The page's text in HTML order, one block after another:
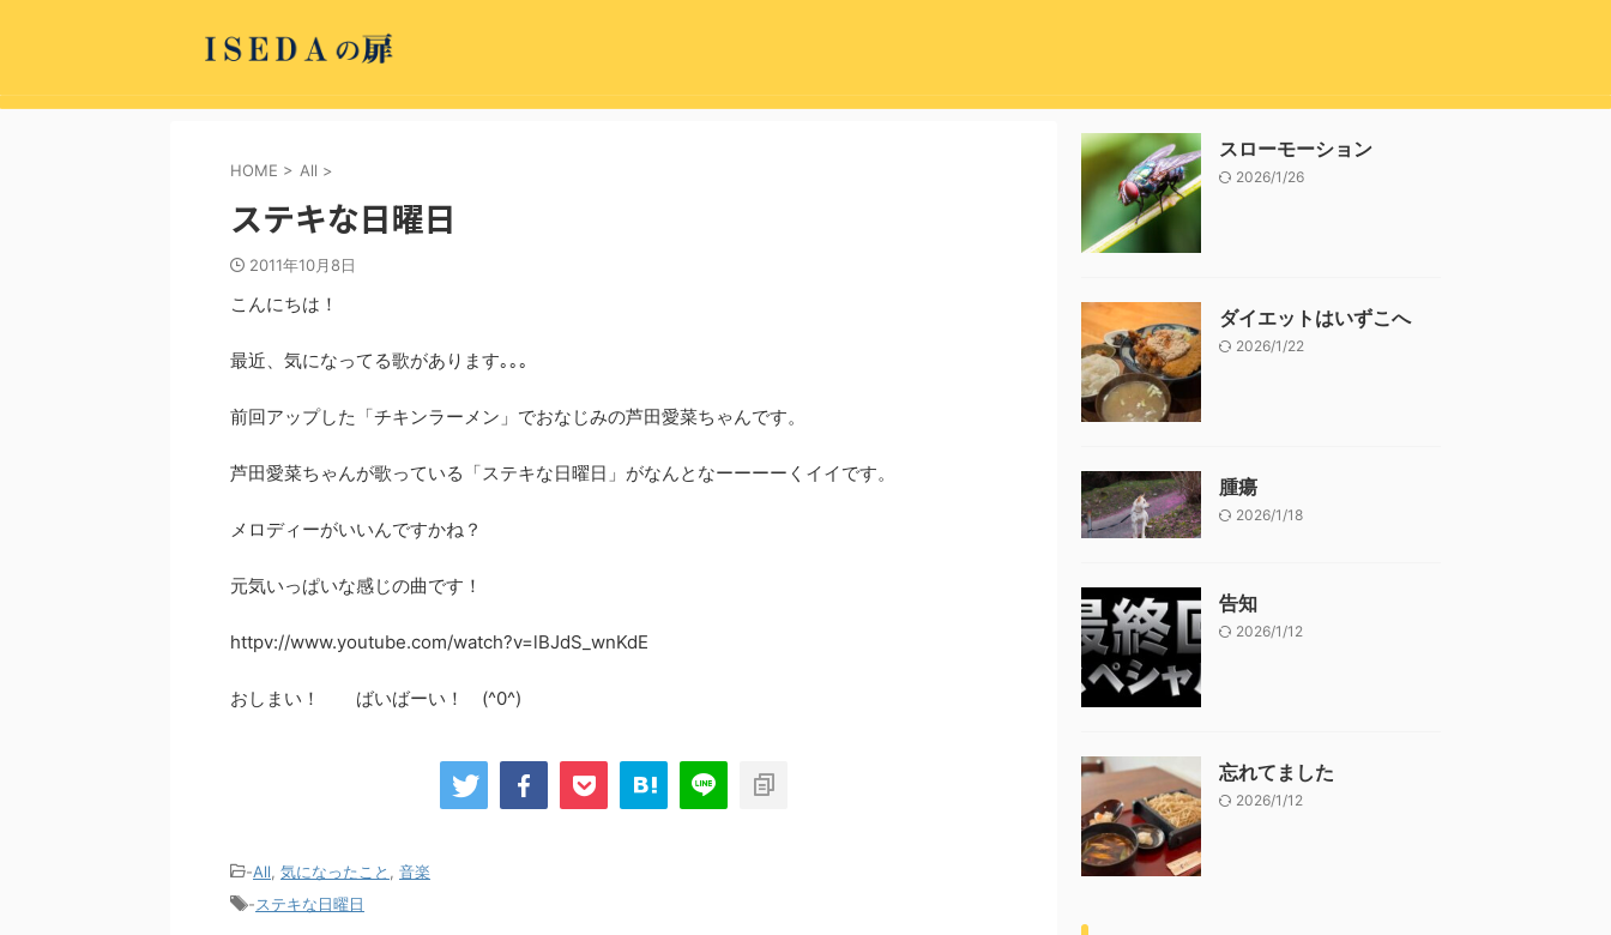
HOME > All >
ステキな日曜日
2011年10月8日
こんにちは！
最近、気になってる歌があります｡｡｡
前回アップした「チキンラーメン」でおなじみの芦田愛菜ちゃんです。
芦田愛菜ちゃんが歌っている「ステキな日曜日」がなんとなーーーーくイイです。
メロディーがいいんですかね？
元気いっぱいな感じの曲です！
httpv://www.youtube.com/watch?v=lBJdS_wnKdE
おしまい！ ばいばーい！ (^0^)
-All 気になったこと
音楽
-ステキな日曜日
スローモーション
2026/1/26
ダイエットはいずこへ
2026/1/22
腫瘍
2026/1/18
告知
2026/1/12
忘れてました
2026/1/12